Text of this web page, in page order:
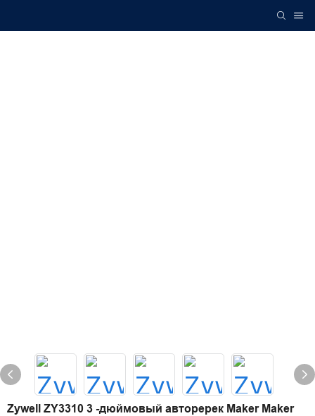
Zywell ZY3310 3 -дюймовый авторерек Maker Maker